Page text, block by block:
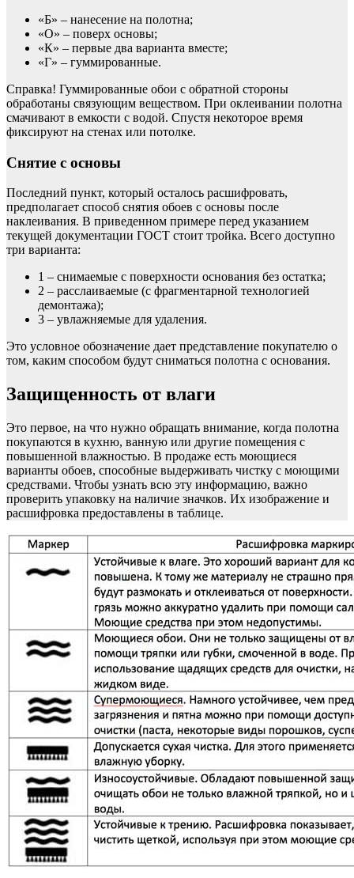
«Б» – нанесение на полотна;
«О» – поверх основы;
«К» – первые два варианта вместе;
«Г» – гуммированные.
Справка! Гуммированные обои с обратной стороны
обработаны связующим веществом. При оклеивании полотна
смачивают в емкости с водой. Спустя некоторое время
фиксируют на стенах или потолке.
Снятие с основы
Последний пункт, который осталось расшифровать,
предполагает способ снятия обоев с основы после
наклеивания. В приведенном примере перед указанием
текущей документации ГОСТ стоит тройка. Всего доступно
три варианта:
1 – снимаемые с поверхности основания без остатка;
2 – расслаиваемые (с фрагментарной технологией
демонтажа);
3 – увлажняемые для удаления.
Это условное обозначение дает представление покупателю о
том, каким способом будут сниматься полотна с основания.
Защищенность от влаги
Это первое, на что нужно обращать внимание, когда полотна
покупаются в кухню, ванную или другие помещения с
повышенной влажностью. В продаже есть моющиеся
варианты обоев, способные выдерживать чистку с моющими
средствами. Чтобы узнать всю эту информацию, важно
проверить упаковку на наличие значков. Их изображение и
расшифровка предоставлены в таблице.